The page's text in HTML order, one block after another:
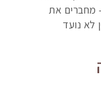
מחברים את
לא נועד